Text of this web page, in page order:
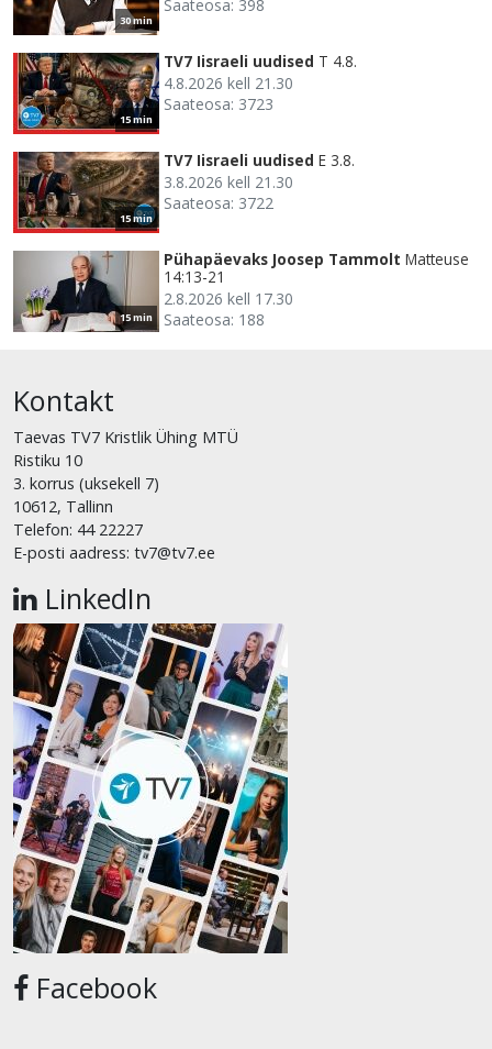
30 min
Saateosa: 398
15 min
TV7 Iisraeli uudised T 4.8.
4.8.2026 kell 21.30
Saateosa: 3723
15 min
TV7 Iisraeli uudised E 3.8.
3.8.2026 kell 21.30
Saateosa: 3722
15 min
Pühapäevaks Joosep Tammolt Matteuse
14:13-21
2.8.2026 kell 17.30
Saateosa: 188
Kontakt
Taevas TV7 Kristlik Ühing MTÜ
Ristiku 10
3. korrus (uksekell 7)
10612, Tallinn
Telefon: 44 22227
E-posti aadress: tv7@tv7.ee
LinkedIn
Facebook